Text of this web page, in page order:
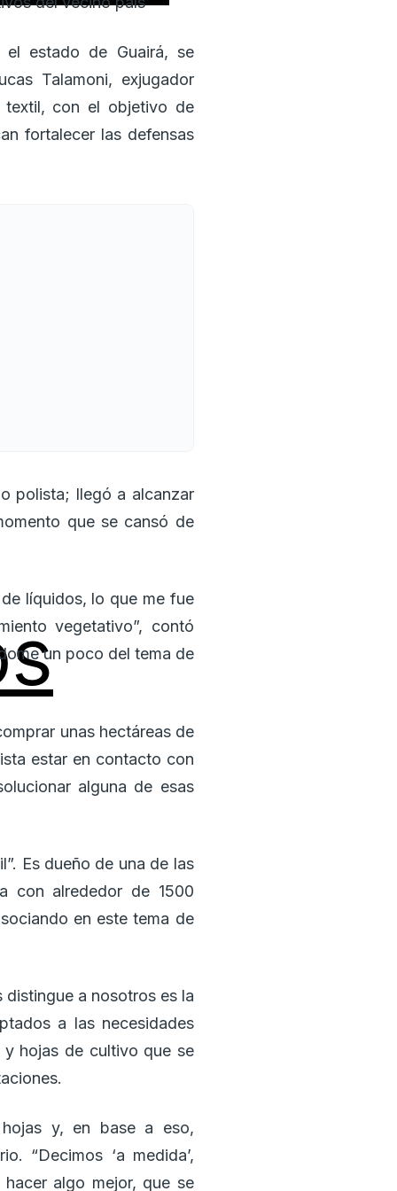
el estado de Guairá, se
Talamoni, exjugador
textil, con el objetivo de
fortalecer las defensas
polista; llegó a alcanzar
que se cansó de
líquidos, lo que me fue
vegetativo”, contó
un poco del tema de
unas hectáreas de
estar en contacto con
alguna de esas
Es dueño de una de las
con alrededor de 1500
en este tema de
distingue a nosotros es la
a las necesidades
hojas de cultivo que se
y, en base a eso,
“Decimos ‘a medida’,
algo mejor, que se